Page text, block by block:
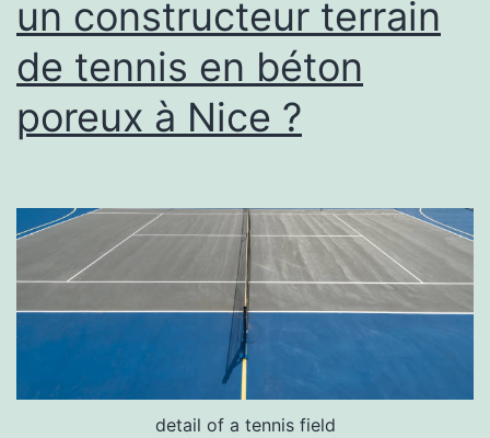
un constructeur terrain
de tennis en béton
poreux à Nice ?
detail of a tennis field